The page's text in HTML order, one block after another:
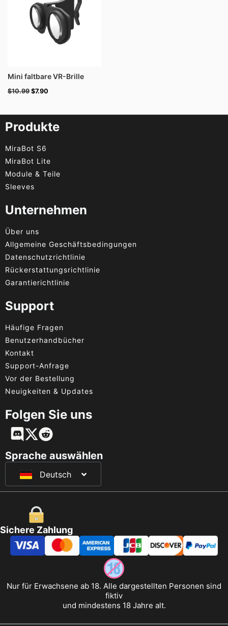
Mini faltbare VR-Brille
$10.99 $7.90
Produkte
MiraBot S6
MiraBot Lite
Module & Teile
Sleeves
Unternehmen
Über uns
Allgemeine Geschäftsbedingungen
Datenschutzrichtlinie
Rückerstattungsrichtlinie
Garantierichtlinie
Support
Häufige Fragen
Benutzerhandbücher
Kontakt
Support-Anfrage
Vor der Bestellung
Neuigkeiten & Updates
Folgen Sie uns
Sprache auswählen
Deutsch
English
日本語
Sichere Zahlung
Nur für Erwachsene ab 18. Alle dargestellten Personen sind
fiktiv
und mindestens 18 Jahre alt.